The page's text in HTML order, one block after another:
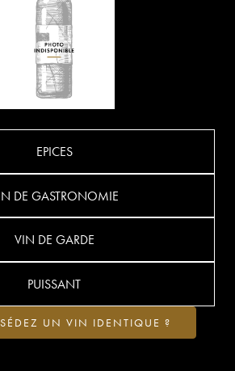
EPICES
DE GASTRONOMIE
VIN DE GARDE
PUISSANT
UN VIN IDENTIQUE ?